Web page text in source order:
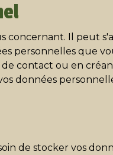
concernant. Il peut
personnelles que
contact ou en
données
de stocker vos